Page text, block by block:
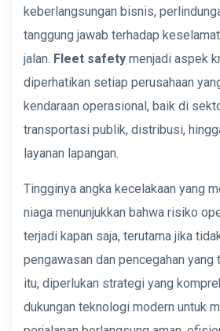
keberlangsungan bisnis,
tanggung jawab terhadap
jalan. Fleet safety menjadi aspek
diperhatikan setiap perusahaan
kendaraan operasional, baik di
transportasi publik, distribusi,
layanan lapangan.
Tingginya angka kecelakaan yang
niaga menunjukkan bahwa risiko
terjadi kapan saja, terutama jika
pengawasan dan pencegahan yang
itu, diperlukan strategi yang
dukungan teknologi modern untuk